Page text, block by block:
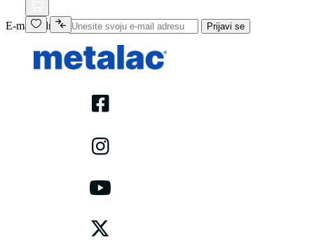
E-mail adresa Prijavi se